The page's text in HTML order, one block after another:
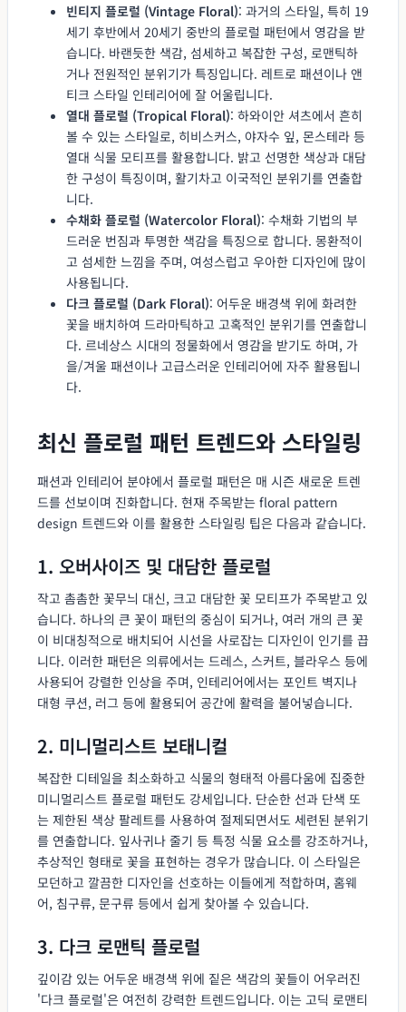
빈티지 플로럴 (Vintage Floral): 과거의 스타일, 특히 19
세기 후반에서 20세기 중반의 플로럴 패턴에서 영감을 받
습니다. 바랜듯한 색감, 섬세하고 복잡한 구성, 로맨틱하
거나 전원적인 분위기가 특징입니다. 레트로 패션이나 앤
티크 스타일 인테리어에 잘 어울립니다.
열대 플로럴 (Tropical Floral): 하와이안 셔츠에서 흔히
볼 수 있는 스타일로, 히비스커스, 야자수 잎, 몬스테라 등
열대 식물 모티프를 활용합니다. 밝고 선명한 색상과 대담
한 구성이 특징이며, 활기차고 이국적인 분위기를 연출합
니다.
수채화 플로럴 (Watercolor Floral): 수채화 기법의 부
드러운 번짐과 투명한 색감을 특징으로 합니다. 몽환적이
고 섬세한 느낌을 주며, 여성스럽고 우아한 디자인에 많이
사용됩니다.
다크 플로럴 (Dark Floral): 어두운 배경색 위에 화려한
꽃을 배치하여 드라마틱하고 고혹적인 분위기를 연출합니
다. 르네상스 시대의 정물화에서 영감을 받기도 하며, 가
을/겨울 패션이나 고급스러운 인테리어에 자주 활용됩니
다.
최신 플로럴 패턴 트렌드와 스타일링
패션과 인테리어 분야에서 플로럴 패턴은 매 시즌 새로운 트렌
드를 선보이며 진화합니다. 현재 주목받는 floral pattern
design 트렌드와 이를 활용한 스타일링 팁은 다음과 같습니다.
1. 오버사이즈 및 대담한 플로럴
작고 촘촘한 꽃무늬 대신, 크고 대담한 꽃 모티프가 주목받고 있
습니다. 하나의 큰 꽃이 패턴의 중심이 되거나, 여러 개의 큰 꽃
이 비대칭적으로 배치되어 시선을 사로잡는 디자인이 인기를 끕
니다. 이러한 패턴은 의류에서는 드레스, 스커트, 블라우스 등에
사용되어 강렬한 인상을 주며, 인테리어에서는 포인트 벽지나
대형 쿠션, 러그 등에 활용되어 공간에 활력을 불어넣습니다.
2. 미니멀리스트 보태니컬
복잡한 디테일을 최소화하고 식물의 형태적 아름다움에 집중한
미니멀리스트 플로럴 패턴도 강세입니다. 단순한 선과 단색 또
는 제한된 색상 팔레트를 사용하여 절제되면서도 세련된 분위기
를 연출합니다. 잎사귀나 줄기 등 특정 식물 요소를 강조하거나,
추상적인 형태로 꽃을 표현하는 경우가 많습니다. 이 스타일은
모던하고 깔끔한 디자인을 선호하는 이들에게 적합하며, 홈웨
어, 침구류, 문구류 등에서 쉽게 찾아볼 수 있습니다.
3. 다크 로맨틱 플로럴
깊이감 있는 어두운 배경색 위에 짙은 색감의 꽃들이 어우러진
'다크 플로럴'은 여전히 강력한 트렌드입니다. 이는 고딕 로맨티